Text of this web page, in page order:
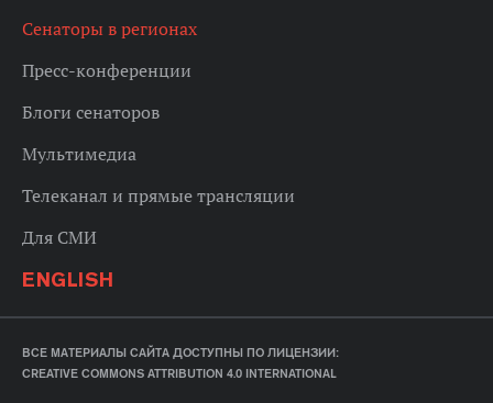
Сенаторы в регионах
Пресс-конференции
Блоги сенаторов
Мультимедиа
Телеканал и прямые трансляции
Для СМИ
ENGLISH
ВСЕ МАТЕРИАЛЫ САЙТА ДОСТУПНЫ ПО ЛИЦЕНЗИИ:
CREATIVE COMMONS ATTRIBUTION 4.0 INTERNATIONAL